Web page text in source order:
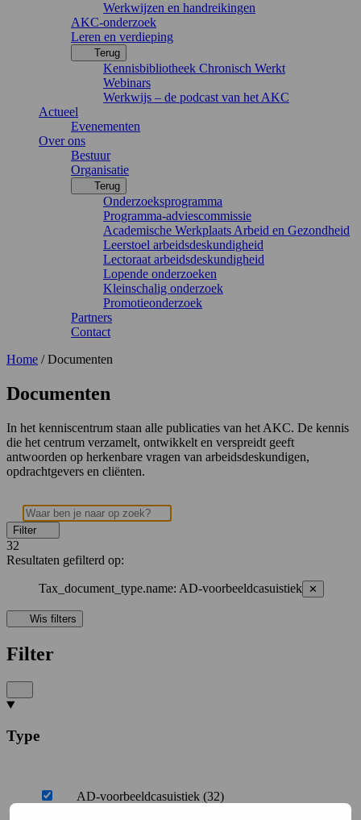
Werkwijzen en handreikingen
AKC-onderzoek
Leren en verdieping
Terug
Kennisbibliotheek Chronisch Werkt
Webinars
Werkwijs – de podcast van het AKC
Actueel
Evenementen
Over ons
Bestuur
Organisatie
Terug
Onderzoeksprogramma
Programma-adviescommissie
Academische Werkplaats Arbeid en Gezondheid
Leerstoel arbeidsdeskundigheid
Lectoraat arbeidsdeskundigheid
Lopende onderzoeken
Kleinschalig onderzoek
Promotieonderzoek
Partners
Contact
Home /Documenten
Documenten
In het kenniscentrum staan alle publicaties van het AKC. De kennis
die het centrum verzamelt, ontwikkelt en verspreidt geeft
antwoorden op herkenbare vragen van arbeidsdeskundigen,
opdrachtgevers en cliënten.
Filter
32
Resultaten gefilterd op:
Tax_document_type.name: AD-voorbeeldcasuistiek ✕
Wis filters
Filter
Type
AD-voorbeeldcasuistiek (32)